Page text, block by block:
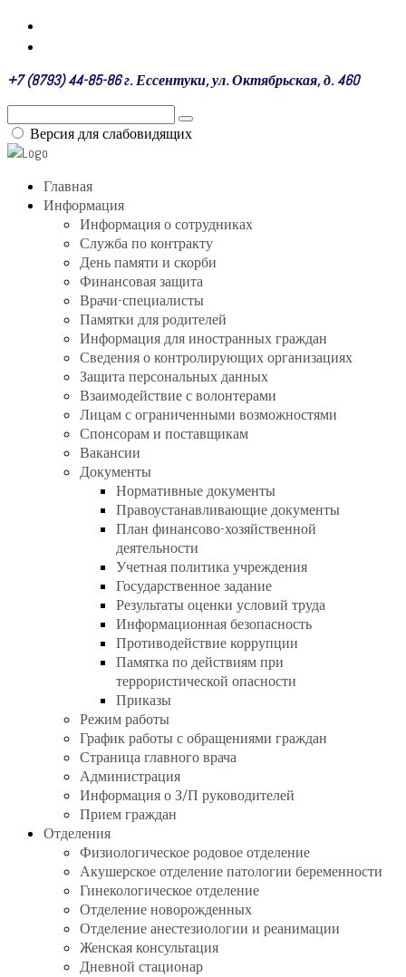
+7 (8793) 44-85-86 г. Ессентуки, ул. Октябрьская, д. 460
Версия для слабовидящих
Главная
Информация
Информация о сотрудниках
Служба по контракту
День памяти и скорби
Финансовая защита
Врачи-специалисты
Памятки для родителей
Информация для иностранных граждан
Сведения о контролирующих организациях
Защита персональных данных
Взаимодействие с волонтерами
Лицам с ограниченными возможностями
Спонсорам и поставщикам
Вакансии
Документы
Нормативные документы
Правоустанавливающие документы
План финансово-хозяйственной
деятельности
Учетная политика учреждения
Государственное задание
Результаты оценки условий труда
Информационная безопасность
Противодействие коррупции
Памятка по действиям при
террористической опасности
Приказы
Режим работы
График работы с обращениями граждан
Страница главного врача
Администрация
Информация о З/П руководителей
Прием граждан
Отделения
Физиологическое родовое отделение
Акушерское отделение патологии беременности
Гинекологическое отделение
Отделение новорожденных
Отделение анестезиологии и реанимации
Женская консультация
Дневной стационар